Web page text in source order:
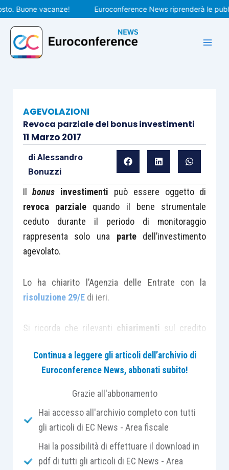
Vai
al
contenuto
vacanze! Euroconference News riprenderà le
AGEVOLAZIONI
Revoca parziale del bonus investimenti
11 Marzo 2017
di Alessandro
Bonuzzi
Ilbonus investimenti può essere oggetto di
revoca parzialequando il bene strumentale
ceduto durante il periodo di monitoraggio
rappresenta solo una partedell’investimento
agevolato.
Lo ha chiarito l’Agenzia delle Entrate con la
risoluzione 29/Edi ieri.
Si ricorda che rilevanti chiarimenti sul credito
ex articolo 18 D.L. 91/2014) sono stati forniti, da
parte del Fisco, con lacircolare 5/E/2015.
diretto atutteleimprese, poteva essere fruito al
rispetto delle seguenticondizioni:
l’investimento doveva avere ad oggetto
Continua a leggere gli articoli dell’archivio di
Euroconference News, abbonati subito!
Grazie all'abbonamento
Hai accesso all'archivio completo con tutti
gli articoli di EC News - Area fiscale
Hai la possibilità di effettuare il download in
pdf di tutti gli articoli di EC News - Area